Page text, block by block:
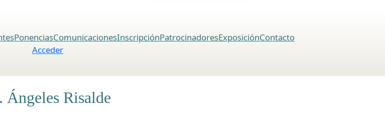
PonenciasComunicacionesInscripciónPatrocinadoresExposiciónContacto
Acceder
Ángeles Risalde